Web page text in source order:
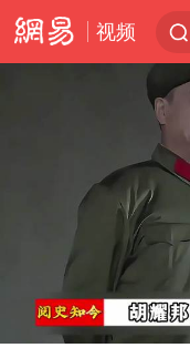
视频
Play
00:00